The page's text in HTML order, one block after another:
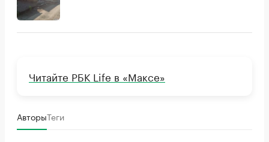
Читайте РБК Life в «Максе»
АвторыТеги